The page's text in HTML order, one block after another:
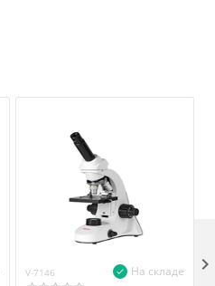
V-7146 На складе 